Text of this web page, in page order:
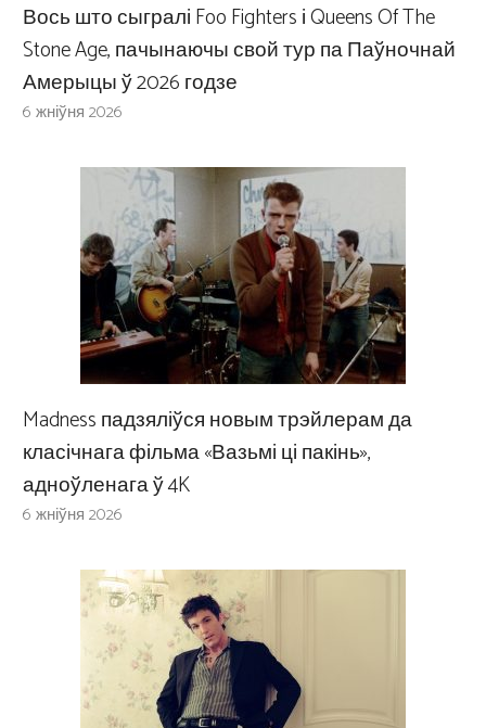
Вось што сыгралі Foo Fighters і Queens Of The
Stone Age, пачынаючы свой тур па Паўночнай
Амерыцы ў 2026 годзе
6 жніўня 2026
Madness падзяліўся новым трэйлерам да
класічнага фільма «Вазьмі ці пакінь»,
адноўленага ў 4K
6 жніўня 2026